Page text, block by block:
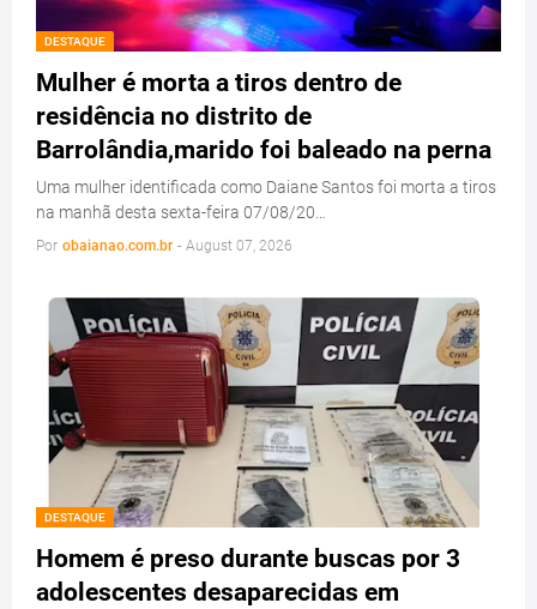
DESTAQUE
Mulher é morta a tiros dentro de
residência no distrito de
Barrolândia,marido foi baleado na perna
Uma mulher identificada como Daiane Santos foi morta a tiros
na manhã desta sexta-feira 07/08/20…
Por obaianao.com.br - August 07, 2026
DESTAQUE
Homem é preso durante buscas por 3
adolescentes desaparecidas em